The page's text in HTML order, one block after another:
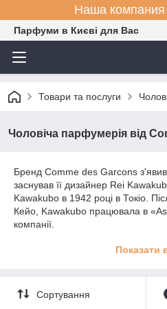
Наша компания
Парфуми в Києві для Вас
Товари та послуги
Чоловіча парфумерія від
Бренд Comme des Garcons
заснував її дизайнер Rei
Kawakubo в 1942 році в Токіо.
Кейо, Kawakubo працювала в
компанії.
Comme des Garcons, з
відбувся в Парижі в 1981 році,
здобула любов і всесвітнє
шанувальників. Частиною
Показати
Сортування